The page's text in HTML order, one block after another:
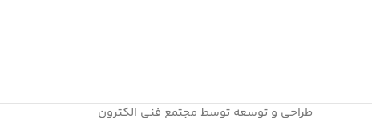
طراحی و توسعه توسط مجتمع فنی الکترون